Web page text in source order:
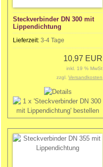
Steckverbinder DN 300 mit
Lippendichtung
Lieferzeit: 3-4 Tage
10,97 EUR
inkl. 19 % MwSt
zzgl.Versandkosten